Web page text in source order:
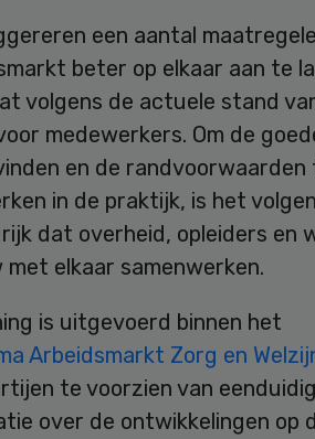
een aantal
beter op elkaar aan te
volgens de actuele stand
medewerkers. Om de
en de randvoorwaarden
in de praktijk, is het
dat overheid, opleiders en
elkaar samenwerken.
is uitgevoerd binnen het
Arbeidsmarkt Zorg en
te voorzien van
over de ontwikkelingen op